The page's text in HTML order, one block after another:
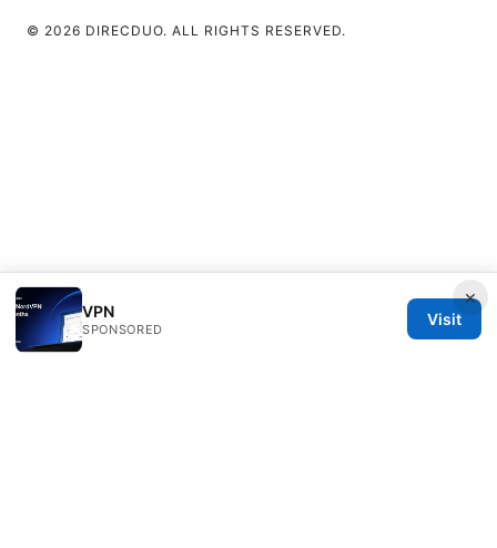
×
VPN
SPONSORED
Visit
© 2026 DIRECDUO. ALL RIGHTS RESERVED.